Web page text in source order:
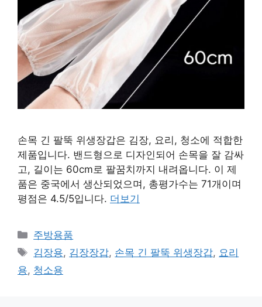
손목 긴 팔뚝 위생장갑은 김장, 요리, 청소에 적합한
제품입니다. 밴드형으로 디자인되어 손목을 잘 감싸
고, 길이는 60cm로 팔꿈치까지 내려옵니다. 이 제
품은 중국에서 생산되었으며, 총평가수는 71개이며
평점은 4.5/5입니다. 더보기
카
테
고
리
주방용품
태
그
김장용, 김장장갑, 손목 긴 팔뚝 위생장갑, 요리
용, 청소용